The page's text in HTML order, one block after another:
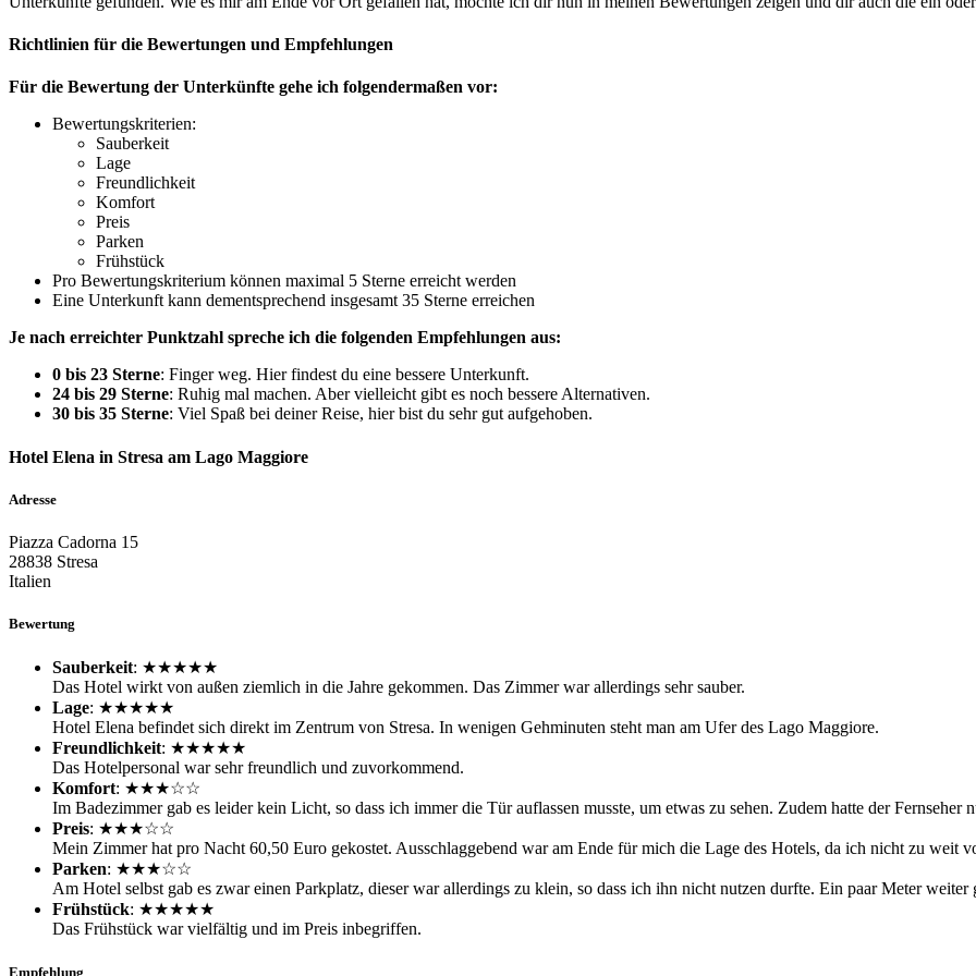
Richtlinien für die Bewertungen und Empfehlungen
Für die Bewertung der Unterkünfte gehe ich folgendermaßen vor:
Bewertungskriterien:
Sauberkeit
Lage
Freundlichkeit
Komfort
Preis
Parken
Frühstück
Pro Bewertungskriterium können maximal 5 Sterne erreicht werden
Eine Unterkunft kann dementsprechend insgesamt 35 Sterne erreichen
Je nach erreichter Punktzahl spreche ich die folgenden Empfehlungen aus:
0 bis 23 Sterne: Finger weg. Hier findest du eine bessere Unterkunft.
24 bis 29 Sterne: Ruhig mal machen. Aber vielleicht gibt es noch bessere Alternativen.
30 bis 35 Sterne: Viel Spaß bei deiner Reise, hier bist du sehr gut aufgehoben.
Hotel Elena in Stresa am Lago Maggiore
Adresse
Piazza Cadorna 15
28838 Stresa
Italien
Bewertung
Sauberkeit: ★★★★★
Das Hotel wirkt von außen ziemlich in die Jahre gekommen. Das Zimmer war allerdings sehr sauber.
Lage: ★★★★★
Hotel Elena befindet sich direkt im Zentrum von Stresa. In wenigen Gehminuten steht man am Ufer des Lago Maggiore.
Freundlichkeit: ★★★★★
Das Hotelpersonal war sehr freundlich und zuvorkommend.
Komfort: ★★★☆☆
Im Badezimmer gab es leider kein Licht, so dass ich immer die Tür auflassen musste, um etwas zu sehen. Zudem hatte der Fernseher
Preis: ★★★☆☆
Mein Zimmer hat pro Nacht 60,50 Euro gekostet. Ausschlaggebend war am Ende für mich die Lage des Hotels, da ich nicht zu weit
Parken: ★★★☆☆
Am Hotel selbst gab es zwar einen Parkplatz, dieser war allerdings zu klein, so dass ich ihn nicht nutzen durfte. Ein paar Meter weiter
Frühstück: ★★★★★
Das Frühstück war vielfältig und im Preis inbegriffen.
Empfehlung